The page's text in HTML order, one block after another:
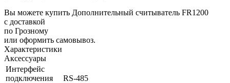
Вы можете купить Дополнительный считыватель FR1200
с доставкой
по Грозному
или оформить самовывоз.
Характеристики
Аксессуары
Интерфейс
подключения
RS-485